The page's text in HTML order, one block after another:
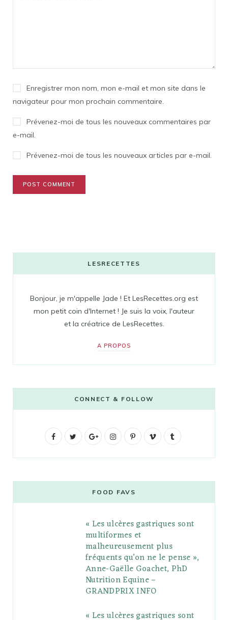
Enregistrer mon nom, mon e-mail et mon site dans le
navigateur pour mon prochain commentaire.
Prévenez-moi de tous les nouveaux commentaires par
e-mail.
Prévenez-moi de tous les nouveaux articles par e-mail.
LESRECETTES
Bonjour, je m'appelle Jade ! Et LesRecettes.org est
mon petit coin d'Internet ! Je suis la voix, l'auteur
et la créatrice de LesRecettes.
A PROPOS
CONNECT & FOLLOW
F
b
t
G
g
l
e
P
l
s
I
t
a
g
r
a
m
P
e
r
e
s
V
o
l
r
FOOD FAVS
« Les ulcères gastriques sont
multiformes et
malheureusement plus
fréquents qu’on ne le pense »,
Anne-Gaëlle Goachet, PhD
Nutrition Equine –
GRANDPRIX INFO
« Les ulcères gastriques sont